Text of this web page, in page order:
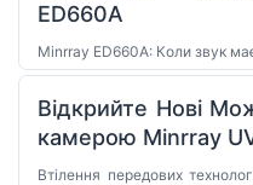
ED660A
Minrray ED660A: Коли звук
Відкрийте Нові
камерою Minrray
Втілення передових